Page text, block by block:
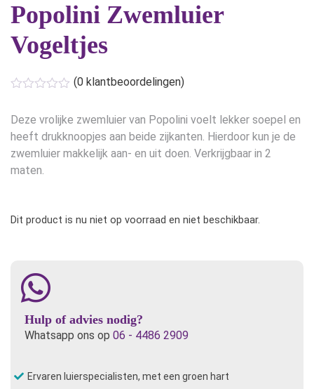
Onze merken
Hoe begin ik?
Popolini Zwemluier
Vogeltjes
(0 klantbeoordelingen)
Deze vrolijke zwemluier van Popolini voelt lekker soepel en
heeft drukknoopjes aan beide zijkanten. Hierdoor kun je de
zwemluier makkelijk aan- en uit doen. Verkrijgbaar in 2
maten.
Dit product is nu niet op voorraad en niet beschikbaar.
Hulp of advies nodig?
Whatsapp ons op 06 - 4486 2909
Ervaren luierspecialisten, met een groen hart